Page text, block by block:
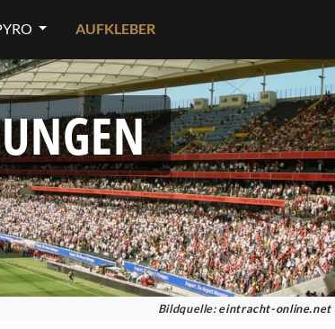
AUFKLEBER
Bildquelle: eintracht-online.net